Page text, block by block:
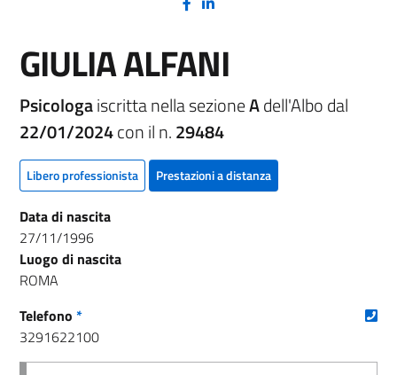
GIULIA ALFANI
Psicologaiscritta nella sezioneAdell'Albo dal
22/01/2024con il n.29484
Libero professionista Prestazioni a distanza
Data di nascita
27/11/1996
Luogo di nascita
ROMA
Telefono *
3291622100